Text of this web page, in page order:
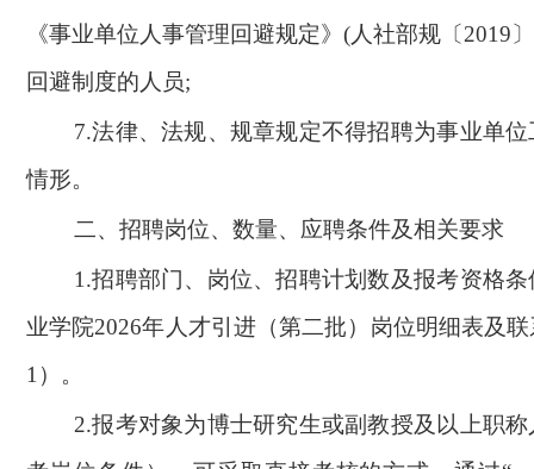
《事业单位人事管理回避规定》(人社部规〔2019
回避制度的人员;
7.法律、法规、规章规定不得招聘为事业单
情形。
二、招聘岗位、数量、应聘条件及相关要求
1.招聘部门、岗位、招聘计划数及报考资格
业学院2026年人才引进（第二批）岗位明细表及
1）。
2.报考对象为博士研究生或副教授及以上职